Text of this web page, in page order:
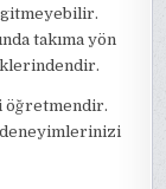
gitmeyebilir.
takıma yön
öğretmendir.
deneyimlerinizi